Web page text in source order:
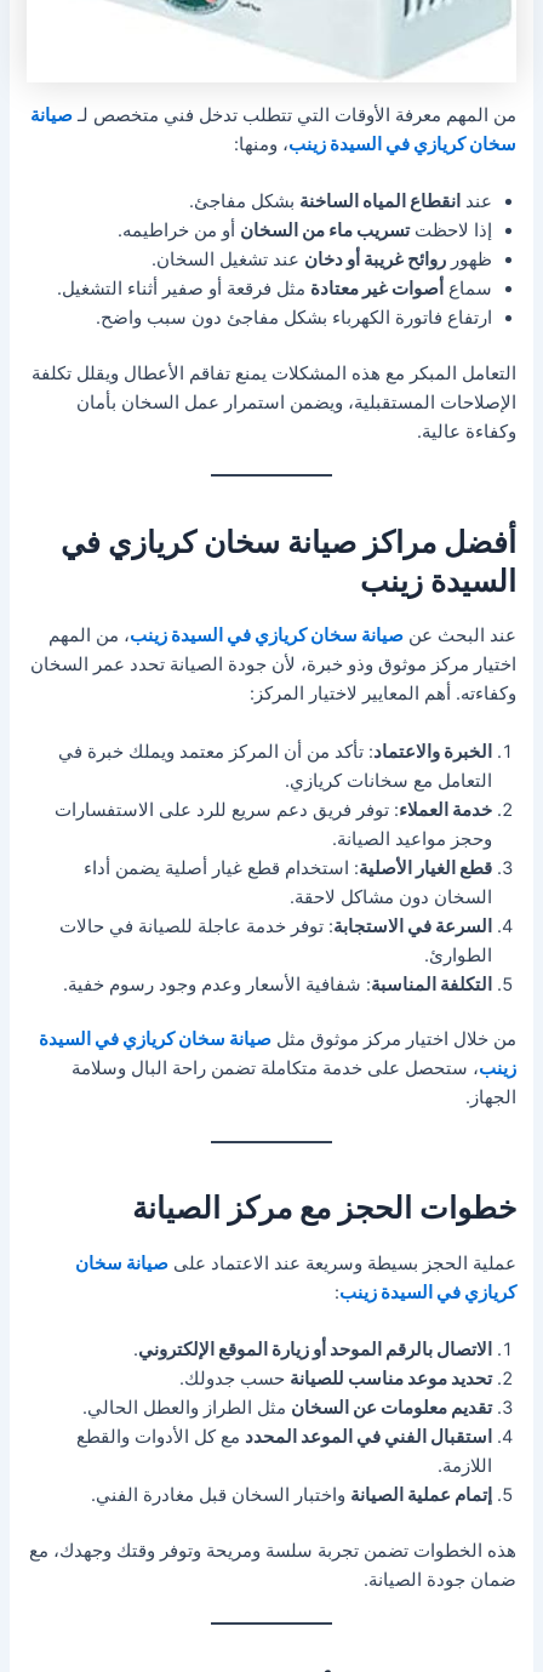
من المهم معرفة الأوقات التي تتطلب تدخل فني متخصص لـصيانة
سخان كريازي في السيدة زينب، ومنها:
عند انقطاع المياه الساخنة بشكل مفاجئ.
إذا لاحظتتسريب ماء من السخان أو من خراطيمه.
ظهورروائح غريبة أو دخان عند تشغيل السخان.
سماع أصوات غير معتادة مثل فرقعة أو صفير أثناء التشغيل.
ارتفاع فاتورة الكهرباء بشكل مفاجئ دون سبب واضح.
التعامل المبكر مع هذه المشكلات يمنع تفاقم الأعطال ويقلل تكلفة
الإصلاحات المستقبلية، ويضمن استمرار عمل السخان بأمان
وكفاءة عالية.
أفضل مراكز صيانة سخان كريازي في
السيدة زينب
عند البحث عنصيانة سخان كريازي في السيدة زينب، من المهم
اختيار مركز موثوق وذو خبرة، لأن جودة الصيانة تحدد عمر السخان
وكفاءته. أهم المعايير لاختيار المركز:
الخبرة والاعتماد: تأكد من أن المركز معتمد ويملك خبرة في
التعامل مع سخانات كريازي.
خدمة العملاء: توفر فريق دعم سريع للرد على الاستفسارات
وحجز مواعيد الصيانة.
قطع الغيار الأصلية: استخدام قطع غيار أصلية يضمن أداء
السخان دون مشاكل لاحقة.
السرعة في الاستجابة: توفر خدمة عاجلة للصيانة في حالات
الطوارئ.
التكلفة المناسبة: شفافية الأسعار وعدم وجود رسوم خفية.
من خلال اختيار مركز موثوق مثلصيانة سخان كريازي في السيدة
زينب، ستحصل على خدمة متكاملة تضمن راحة البال وسلامة
الجهاز.
خطوات الحجز مع مركز الصيانة
عملية الحجز بسيطة وسريعة عند الاعتماد علىصيانة سخان
كريازي في السيدة زينب:
الاتصال بالرقم الموحد أو زيارة الموقع الإلكتروني.
تحديد موعد مناسب للصيانة حسب جدولك.
تقديم معلومات عن السخان مثل الطراز والعطل الحالي.
استقبال الفني في الموعد المحدد مع كل الأدوات والقطع
اللازمة.
إتمام عملية الصيانة واختبار السخان قبل مغادرة الفني.
هذه الخطوات تضمن تجربة سلسة ومريحة وتوفر وقتك وجهدك، مع
ضمان جودة الصيانة.